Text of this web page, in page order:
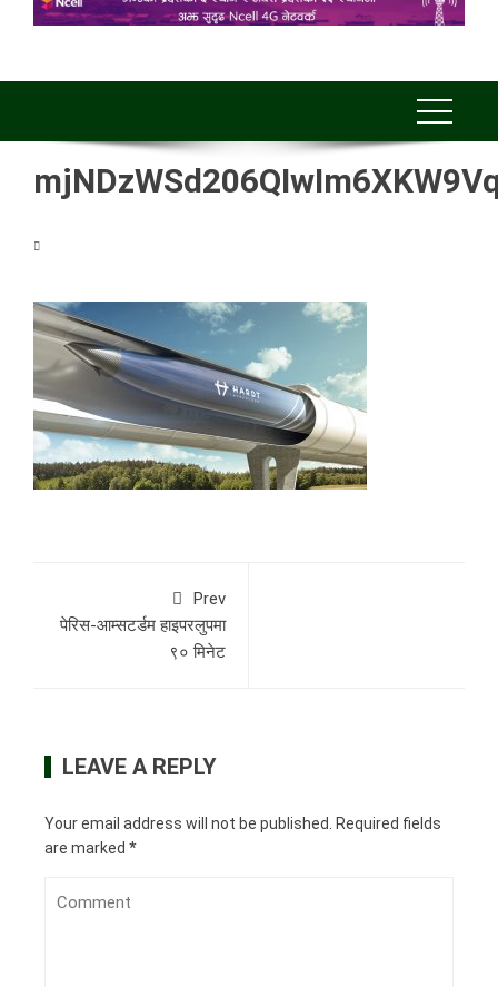
Prev
पेरिस-आम्सटर्डम हाइपरलुपमा
९० मिनेट
LEAVE A REPLY
Your email address will not be published.
Required fields
are marked *